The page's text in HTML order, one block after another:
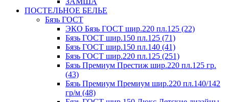
ПОСТЕЛЬНОЕ БЕЛЬЕ
Бязь ГОСТ
ЭКО Бязь ГОСТ шир.220 пл.125 (22)
Бязь ГОСТ шир.150 пл.125 (71)
Бязь ГОСТ шир.150 пл.140 (41)
Бязь ГОСТ шир.220 пл.125 (251)
Бязь Премиум Престиж шир.220 пл.125 гр.
(43)
Бязь Премиум Премиум шир.220 пл.140/142
гр/м (48)